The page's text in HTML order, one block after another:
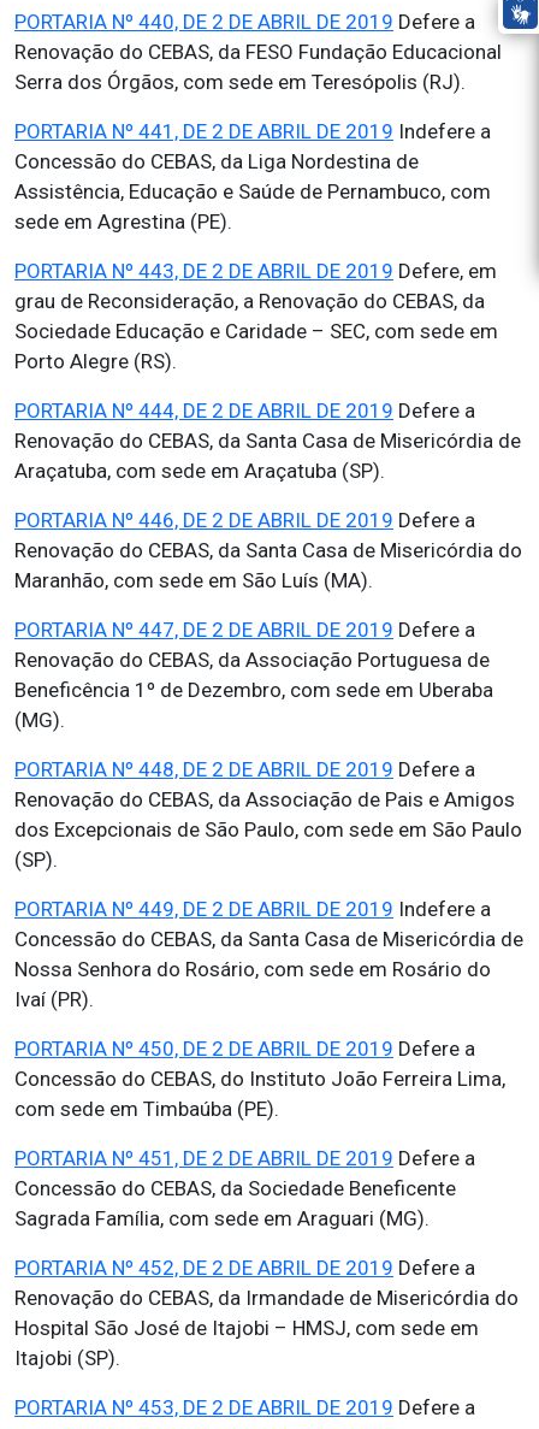
PORTARIA Nº 440, DE 2 DE ABRIL DE 2019 Defere a
Renovação do CEBAS, da FESO Fundação Educacional
Serra dos Órgãos, com sede em Teresópolis (RJ).
PORTARIA Nº 441, DE 2 DE ABRIL DE 2019 Indefere a
Concessão do CEBAS, da Liga Nordestina de
Assistência, Educação e Saúde de Pernambuco, com
sede em Agrestina (PE).
PORTARIA Nº 443, DE 2 DE ABRIL DE 2019 Defere, em
grau de Reconsideração, a Renovação do CEBAS, da
Sociedade Educação e Caridade – SEC, com sede em
Porto Alegre (RS).
PORTARIA Nº 444, DE 2 DE ABRIL DE 2019 Defere a
Renovação do CEBAS, da Santa Casa de Misericórdia de
Araçatuba, com sede em Araçatuba (SP).
PORTARIA Nº 446, DE 2 DE ABRIL DE 2019 Defere a
Renovação do CEBAS, da Santa Casa de Misericórdia do
Maranhão, com sede em São Luís (MA).
PORTARIA Nº 447, DE 2 DE ABRIL DE 2019 Defere a
Renovação do CEBAS, da Associação Portuguesa de
Beneficência 1º de Dezembro, com sede em Uberaba
(MG).
PORTARIA Nº 448, DE 2 DE ABRIL DE 2019 Defere a
Renovação do CEBAS, da Associação de Pais e Amigos
dos Excepcionais de São Paulo, com sede em São Paulo
(SP).
PORTARIA Nº 449, DE 2 DE ABRIL DE 2019 Indefere a
Concessão do CEBAS, da Santa Casa de Misericórdia de
Nossa Senhora do Rosário, com sede em Rosário do
Ivaí (PR).
PORTARIA Nº 450, DE 2 DE ABRIL DE 2019 Defere a
Concessão do CEBAS, do Instituto João Ferreira Lima,
com sede em Timbaúba (PE).
PORTARIA Nº 451, DE 2 DE ABRIL DE 2019 Defere a
Concessão do CEBAS, da Sociedade Beneficente
Sagrada Família, com sede em Araguari (MG).
PORTARIA Nº 452, DE 2 DE ABRIL DE 2019 Defere a
Renovação do CEBAS, da Irmandade de Misericórdia do
Hospital São José de Itajobi – HMSJ, com sede em
Itajobi (SP).
PORTARIA Nº 453, DE 2 DE ABRIL DE 2019 Defere a